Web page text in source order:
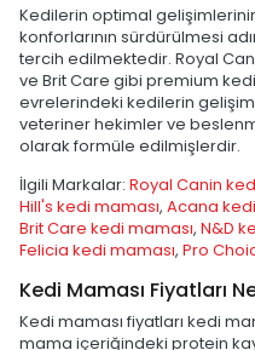
Kedilerin optimal
konforlarının sürdürülmesi
tercih edilmektedir. Royal
ve Brit Care gibi premium
evrelerindeki kedilerin
veteriner hekimler ve
olarak formüle edilmişlerdir.
İlgili Markalar: Royal Canin
Hill's kedi maması, Acana
Brit Care kedi maması, N&D
Felicia kedi maması, Pro
Kedi Maması Fiyatları
Kedi maması fiyatları kedi
mama içeriğindeki protein